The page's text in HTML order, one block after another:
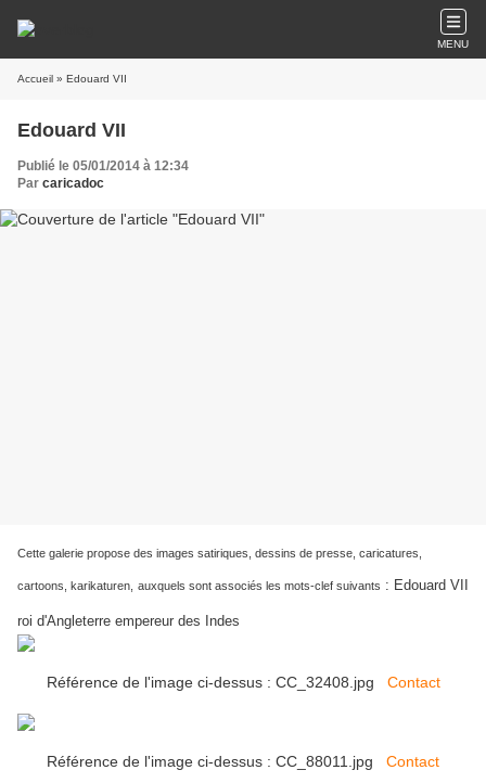
MENU
Accueil » Edouard VII
Edouard VII
Publié le 05/01/2014 à 12:34
Par caricadoc
Cette galerie propose des images satiriques, dessins de presse, caricatures,
cartoons, karikaturen, auxquels sont associés les mots-clef suivants : Edouard VII
roi d'Angleterre empereur des Indes
Référence de l'image ci-dessus : CC_32408.jpg Contact
Référence de l'image ci-dessus : CC_88011.jpg Contact